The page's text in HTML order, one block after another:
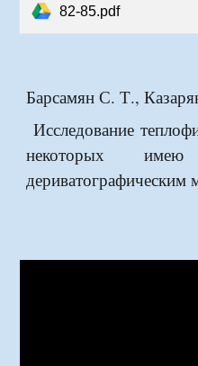
82-85.pdf
Барсамян С. Т.,
Исследование
некоторых
дериватографическим